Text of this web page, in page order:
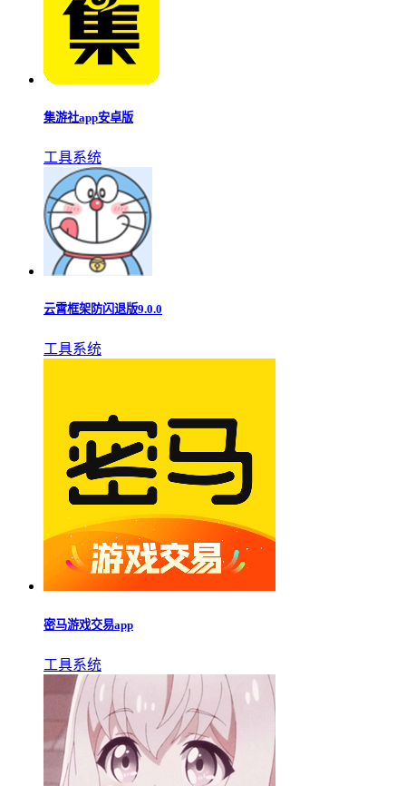
集游社app安卓版
工具系统
云霄框架防闪退版9.0.0
工具系统
密马游戏交易app
工具系统